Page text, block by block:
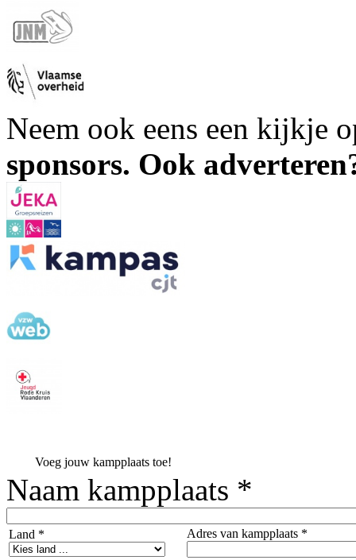
Neem ook eens een kijkje
sponsors. Ook
Voeg jouw kampplaats toe!
Naam kampplaats *
Land * Adres van kampplaats *